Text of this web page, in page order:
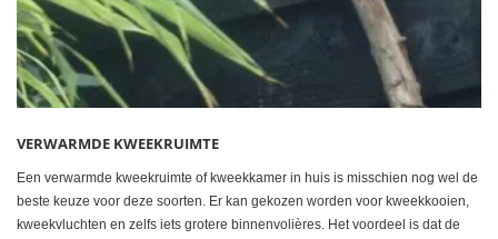
VERWARMDE KWEEKRUIMTE
Een verwarmde kweekruimte of kweekkamer in huis is misschien nog wel de
beste keuze voor deze soorten. Er kan gekozen worden voor kweekkooien,
kweekvluchten en zelfs iets grotere binnenvolières. Het voordeel is dat de